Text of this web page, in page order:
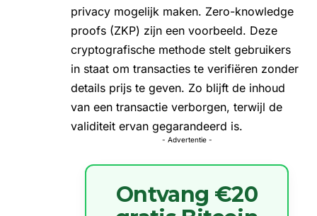
privacy mogelijk maken. Zero-knowledge
proofs (ZKP) zijn een voorbeeld. Deze
cryptografische methode stelt gebruikers
in staat om transacties te verifiëren zonder
details prijs te geven. Zo blijft de inhoud
van een transactie verborgen, terwijl de
validiteit ervan gegarandeerd is.
- Advertentie -
Ontvang €20